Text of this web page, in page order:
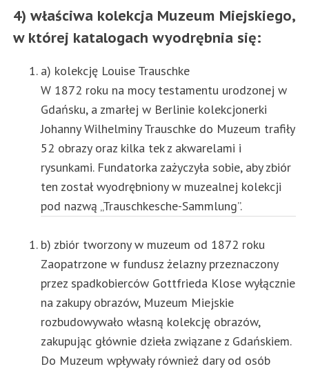
4) właściwa kolekcja Muzeum Miejskiego,
w której katalogach wyodrębnia się:
a) kolekcję Louise Trauschke
W 1872 roku na mocy testamentu urodzonej w
Gdańsku, a zmarłej w Berlinie kolekcjonerki
Johanny Wilhelminy Trauschke do Muzeum trafiły
52 obrazy oraz kilka tek z akwarelami i
rysunkami. Fundatorka zażyczyła sobie, aby zbiór
ten został wyodrębniony w muzealnej kolekcji
pod nazwą „Trauschkesche-Sammlung”.
b) zbiór tworzony w muzeum od 1872 roku
Zaopatrzone w fundusz żelazny przeznaczony
przez spadkobierców Gottfrieda Klose wyłącznie
na zakupy obrazów, Muzeum Miejskie
rozbudowywało własną kolekcję obrazów,
zakupując głównie dzieła związane z Gdańskiem.
Do Muzeum wpływały również dary od osób